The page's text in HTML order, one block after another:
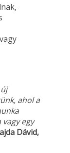
ahol a
vagy egy
Dávid,